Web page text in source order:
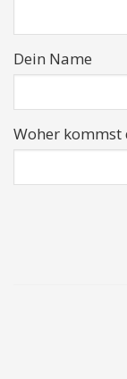
Dein Name
Woher kommst